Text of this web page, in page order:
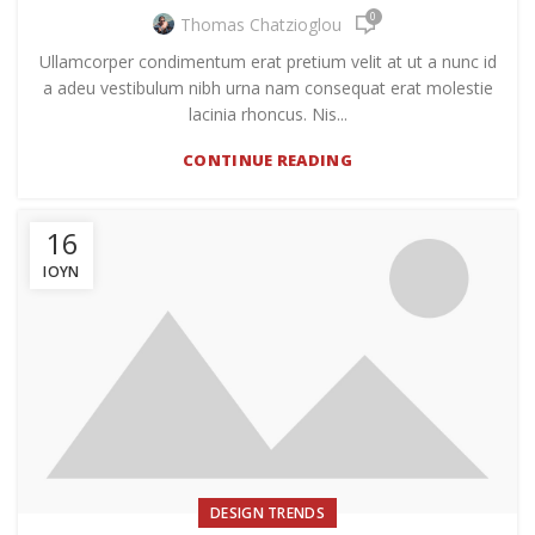
Thomas Chatzioglou 0
Ullamcorper condimentum erat pretium velit at ut a nunc id
a adeu vestibulum nibh urna nam consequat erat molestie
lacinia rhoncus. Nis...
CONTINUE READING
16
ΙΟΎΝ
DESIGN TRENDS